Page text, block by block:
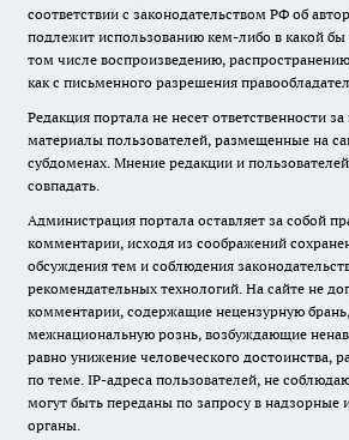
соответствии с законодательством РФ об
подлежит использованию кем-либо в какой
том числе воспроизведению,
как с письменного разрешения
Редакция портала не несет ответственности
материалы пользователей, размещенные на
субдоменах. Мнение редакции и
совпадать.
Администрация портала оставляет за собой
комментарии, исходя из соображений
обсуждения тем и соблюдения
рекомендательных технологий. На сайте не
комментарии, содержащие нецензурную
межнациональную рознь, возбуждающие
равно унижение человеческого достоинства,
по теме. IP-адреса пользователей, не
могут быть переданы по запросу в надзорные
органы.